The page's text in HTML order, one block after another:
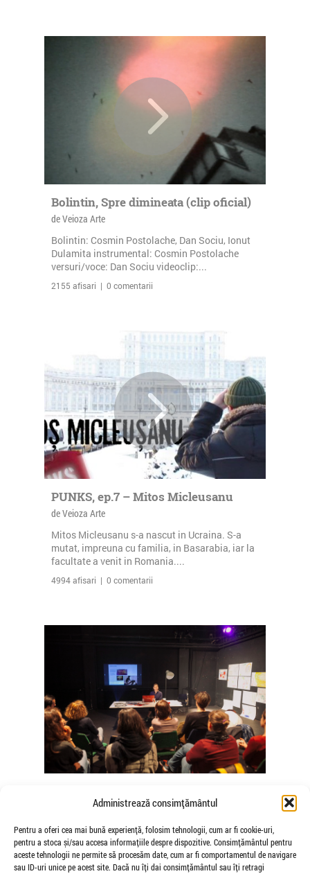
Administrează consimțământul
Pentru a oferi cea mai bună experiență, folosim tehnologii, cum ar fi cookie-uri,
pentru a stoca și/sau accesa informațiile despre dispozitive. Consimțământul pentru
aceste tehnologii ne permite să procesăm date, cum ar fi comportamentul de navigare
sau ID-uri unice pe acest site. Dacă nu îți dai consimțământul sau îți retragi
Bolintin, Spre dimineata (clip oficial)
de Veioza Arte
Bolintin: Cosmin Postolache, Dan Sociu, Ionut
Dulamita instrumental: Cosmin Postolache
versuri/voce: Dan Sociu videoclip:...
2155 afisari | 0 comentarii
PUNKS, ep.7 – Mitos Micleusanu
de Veioza Arte
Mitos Micleusanu s-a nascut in Ucraina. S-a
mutat, impreuna cu familia, in Basarabia, iar la
facultate a venit in Romania....
4994 afisari | 0 comentarii
Somatice susținute de coregrafele
Mădălina Dan și Valentina De Piante
Niculae
de Veioza Arte